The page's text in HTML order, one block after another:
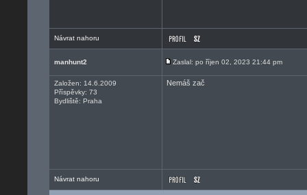
Návrat nahoru
manhunt2 Zaslal: po říjen 02, 2023 21:44 pm
Založen: 14.6.2009
Příspěvky: 73
Bydliště: Praha
Nemáš zač
Návrat nahoru